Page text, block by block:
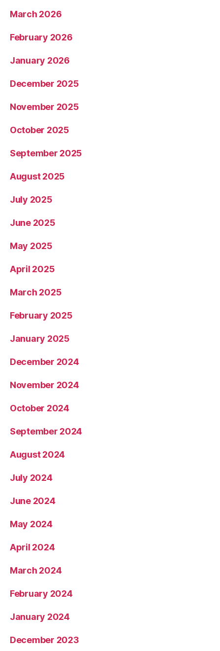
March 2026
February 2026
January 2026
December 2025
November 2025
October 2025
September 2025
August 2025
July 2025
June 2025
May 2025
April 2025
March 2025
February 2025
January 2025
December 2024
November 2024
October 2024
September 2024
August 2024
July 2024
June 2024
May 2024
April 2024
March 2024
February 2024
January 2024
December 2023